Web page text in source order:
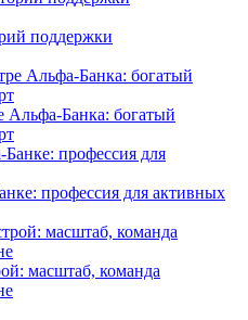
поддержки
Альфа-Банка: богатый
профессия для активных
масштаб, команда